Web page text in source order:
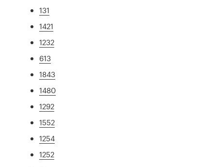
131
1421
1232
613
1843
1480
1292
1552
1254
1252